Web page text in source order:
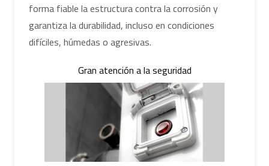
forma fiable la estructura contra la corrosión y
garantiza la durabilidad, incluso en condiciones
difíciles, húmedas o agresivas.
Gran atención a la seguridad